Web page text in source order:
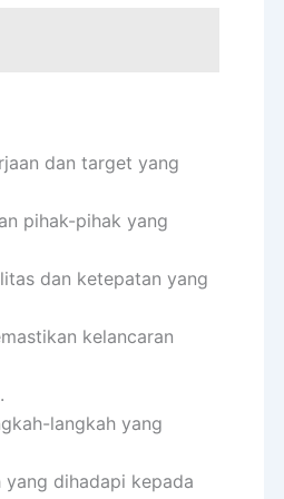
dan target yang
pihak-pihak yang
dan ketepatan yang
kelancaran
langkah yang
yang dihadapi kepada